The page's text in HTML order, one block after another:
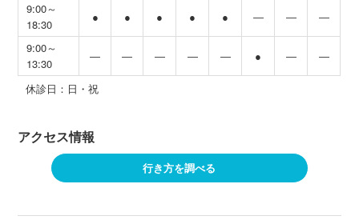
9:00～
18:30
● ● ● ● ● ― ― ―
9:00～
13:30
― ― ― ― ― ● ― ―
休診日：日・祝
アクセス情報
行き方を調べる